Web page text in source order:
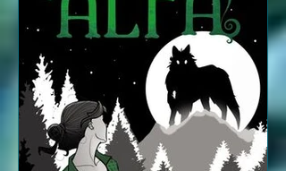
traición, nuestra protagonis